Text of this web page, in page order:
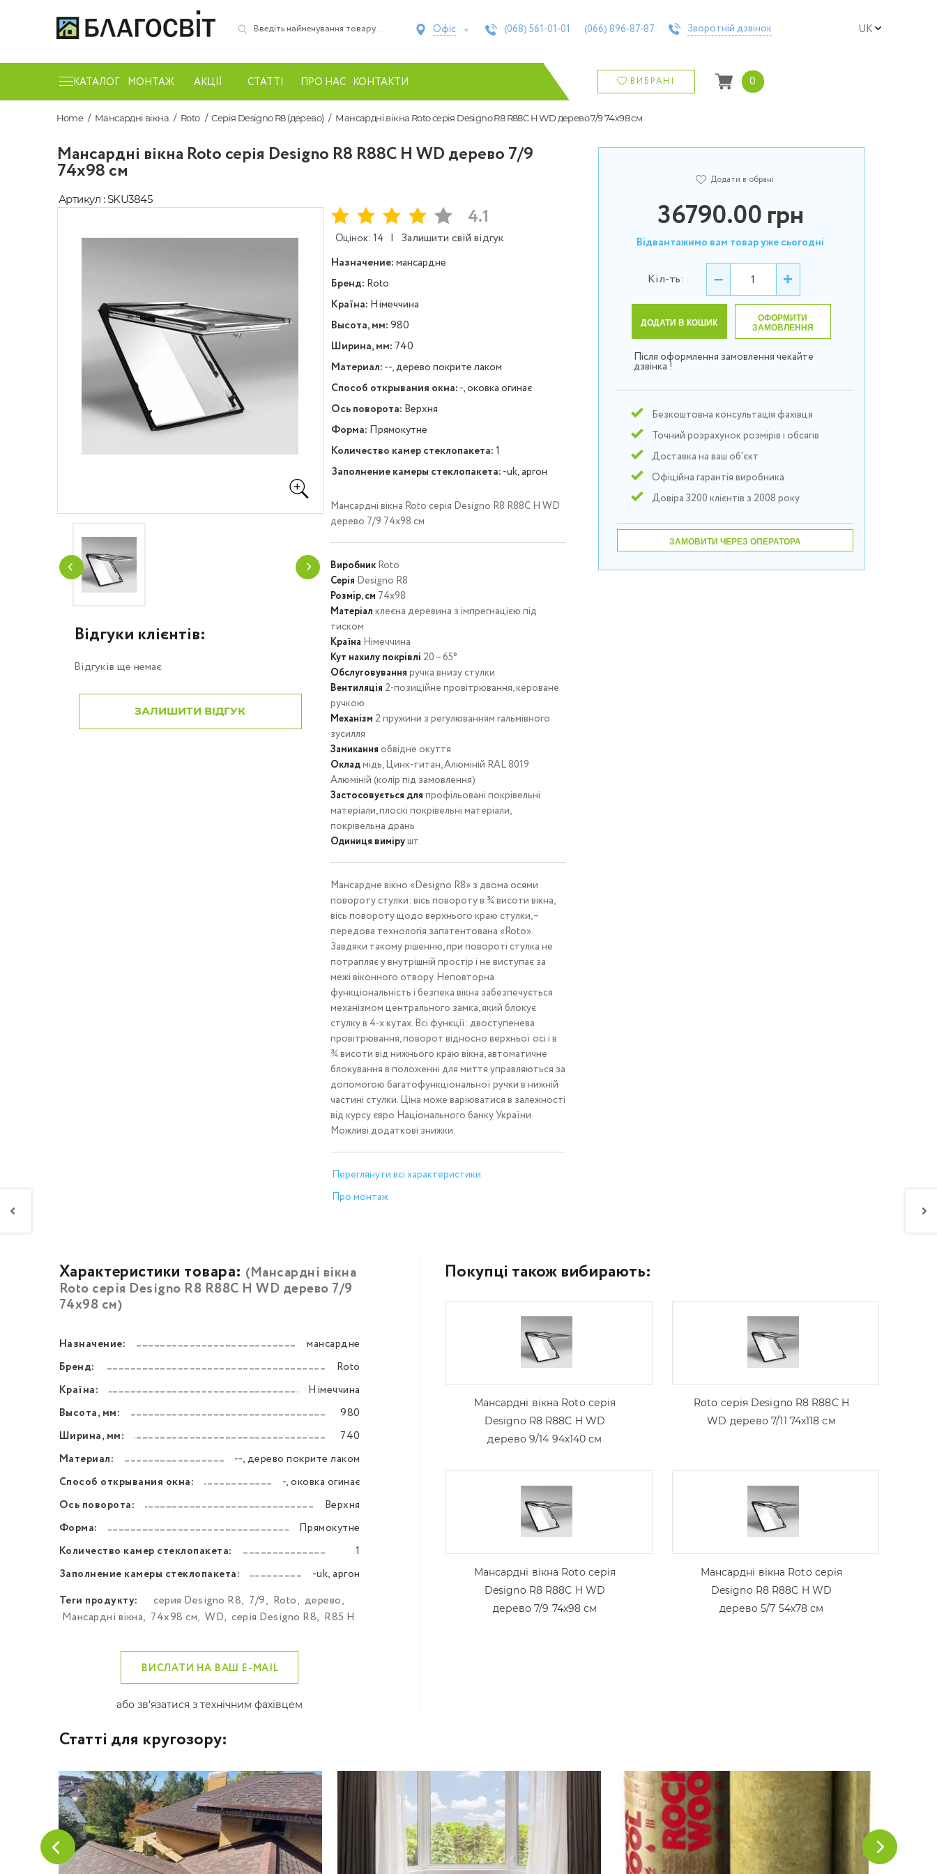
Офіс (068) 561-01-01 (066) 896-87-87 Зворотній дзвінок UK
КАТАЛОГ МОНТАЖ АКЦІЇ СТАТТІ ПРО НАС КОНТАКТИ ВИБРАНІ 0
Home Мансардні вікна Roto Серія Designo R8 (дерево) Мансардні вікна Roto серія Designo R8 R88C H WD дерево 7/9 74х98 см
Мансардні вікна Roto серія Designo R8 R88C H WD дерево 7/9
74х98 см
Артикул : SKU3845
Відгуки клієнтів:
Відгуків ще немає
ЗАЛИШИТИ ВІДГУК
4.1
Оцінок: 14 | Залишити свій відгук
Назначение:мансардне
Бренд: Roto
Країна: Німеччина
Высота, мм:980
Ширина, мм: 740
Материал:--, дерево покрите лаком
Способ открывания окна:-, оковка огинає
Ось поворота: Верхня
Форма: Прямокутне
Количество камер стеклопакета:1
Заполнение камеры стеклопакета:-uk, аргон
Мансардні вікна Roto серія Designo R8 R88C H WD
дерево 7/9 74х98 см
ВиробникRoto
Серія Designo R8
Розмір, см 74х98
Матеріал клеєна деревина з імпрегнацією під
тиском
Країна Німеччина
Кут нахилу покрівлі 20 – 65°
Обслуговування ручка внизу стулки
Вентиляція 2-позиційне провітрювання, кероване
ручкою
Механізм 2 пружини з регулюванням гальмівного
зусилля
Замикання обвідне окуття
Окладмідь, Цинк-титан, Алюміній RAL 8019
Алюміній (колір під замовлення)
Застосовується для профільовані покрівельні
матеріали, плоскі покрівельні матеріали,
покрівельна дрань
Одиниця вимірушт.
Мансардне вікно «Designo R8» з двома осями
повороту стулки: вісь повороту в ¾ висоти вікна,
вісь повороту щодо верхнього краю стулки, –
передова технологія запатентована «Roto».
Завдяки такому рішенню, при повороті стулка не
потрапляє у внутрішній простір і не виступає за
межі віконного отвору. Неповторна
функціональність і безпека вікна забезпечується
механізмом центрального замка, який блокує
стулку в 4-х кутах. Всі функції: двоступенева
провітрювання, поворот відносно верхньої осі і в
¾ висоти від нижнього краю вікна, автоматичне
блокування в положенні для миття управляються за
допомогою багатофункціональної ручки в нижній
частині стулки. Ціна може варіюватися в залежності
від курсу євро Національного банку України.
Можливі додаткові знижки.
Переглянути всі характеристики
Про монтаж
Додати в обрані
36790.00грн
Відвантажимо вам товар уже сьогодні
Кіл-ть: – +
ДОДАТИ В КОШИК
ОФОРМИТИ
ЗАМОВЛЕННЯ
Після оформлення замовлення чекайте
дзвінка !
Безкоштовна консультація фахівця
Точний розрахунок розмірів і обсягів
Доставка на ваш об'єкт
Офіційна гарантія виробника
Довіра 3200 клієнтів з 2008 року
ЗАМОВИТИ ЧЕРЕЗ ОПЕРАТОРА
Характеристики товара: (Мансардні вікна
Roto серія Designo R8 R88C H WD дерево 7/9
74х98 см)
Назначение:
–––––––––––––––––––––––––––––––––––––––––––––мансардне
Бренд:
–––––––––––––––––––––––––––––––––––––––––––––
Roto
Країна:
–––––––––––––––––––––––––––––––––––––––––––––Німеччина
Высота, мм:
–––––––––––––––––––––––––––––––––––––––––––––
980
Ширина, мм:
–––––––––––––––––––––––––––––––––––––––––––––
740
Материал:
–––––––––––––––––––––––––––––––––––––––––––––
--, дерево покрите лаком
Способ открывания окна:
–––––––––––––––––––––––––––––––––––––––––––––
-, оковка огинає
Ось поворота:
––––––––––––––––––––––––––––––––––––––––––––– Верхня
Форма:
–––––––––––––––––––––––––––––––––––––––––––––Прямокутне
Количество камер стеклопакета:
–––––––––––––––––––––––––––––––––––––––––––––
1
Заполнение камеры стеклопакета:
–––––––––––––––––––––––––––––––––––––––––––––-uk, аргон
Теги продукту:
серия Designo R8, 7/9, Roto, дерево,
Мансардні вікна, 74х98 см, WD, серія Designo R8, R85 H
ВИСЛАТИ НА ВАШ E-MAIL
або зв'язатися з технічним фахівцем
Покупці також вибирають:
Мансардні вікна Roto серія
Designo R8 R88C H WD
дерево 9/14 94х140 см
Roto серія Designo R8 R88C H
WD дерево 7/11 74х118 см
Мансардні вікна Roto серія
Designo R8 R88C H WD
дерево 7/9 74х98 см
Мансардні вікна Roto серія
Designo R8 R88C H WD
дерево 5/7 54х78 см
Статті для кругозору: